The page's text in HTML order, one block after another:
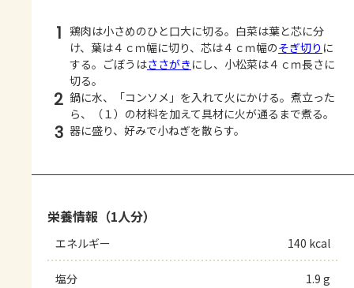
1 鶏肉は小さめのひと口大に切る。白菜は葉と芯に分
け、葉は４ｃｍ幅に切り、芯は４ｃｍ幅のそぎ切り に
する。ごぼうはささがきにし、小松菜は４ｃｍ長さに
切る。
2 鍋に水、「コンソメ」を入れて火にかける。煮立った
ら、（１）の材料を加えて具材に火が通るまで煮る。
3 器に盛り、好みで小ねぎを散らす。
栄養情報（1人分）
エネルギー 140 kcal
塩分 1.9 g